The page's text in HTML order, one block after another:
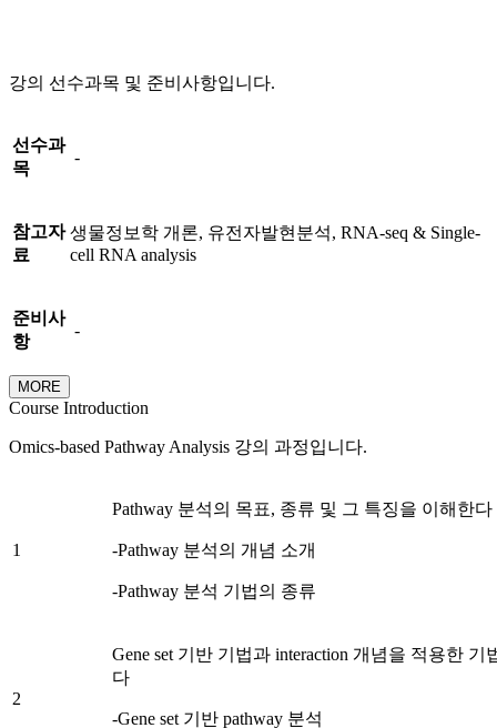
강의 선수과목 및 준비사항입니다.
선수과
목
-
참고자
료
생물정보학 개론, 유전자발현분석, RNA-seq & Single-
cell RNA analysis
준비사
항
-
MORE
Course Introduction
Omics-based Pathway Analysis 강의 과정입니다.
1
Pathway 분석의 목표, 종류 및 그 특징을 이해한다
-Pathway 분석의 개념 소개
-Pathway 분석 기법의 종류
2
Gene set 기반 기법과 interaction 개념을 적용한
다
-Gene set 기반 pathway 분석